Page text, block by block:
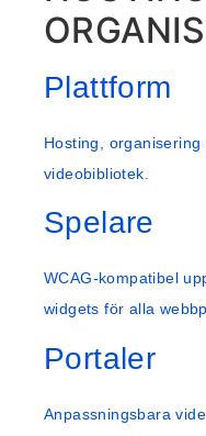
Plattform
Hosting,
videobibliotek.
Spelare
WCAG-kompatibel
widgets för alla
Portaler
Anpassningsbara